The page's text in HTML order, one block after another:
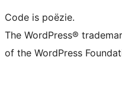
Code is poëzie.
The WordPress®
of the WordPress